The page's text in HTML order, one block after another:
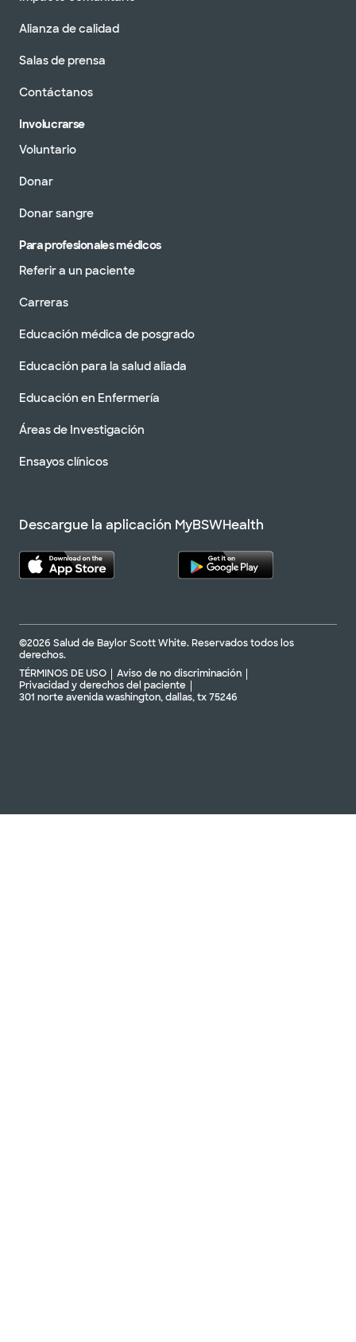
Alianza de calidad
Salas de prensa
Contáctanos
Involucrarse
Voluntario
Donar
Donar sangre
Para profesionales médicos
Referir a un paciente
Carreras
Educación médica de posgrado
Educación para la salud aliada
Educación en Enfermería
Áreas de Investigación
Ensayos clínicos
Descargue la aplicación MyBSWHealth
©2026 Salud de Baylor Scott White. Reservados todos los
derechos.
TÉRMINOS DE USO
Aviso de no discriminación
Privacidad y derechos del paciente
301 norte avenida washington, dallas, tx 75246